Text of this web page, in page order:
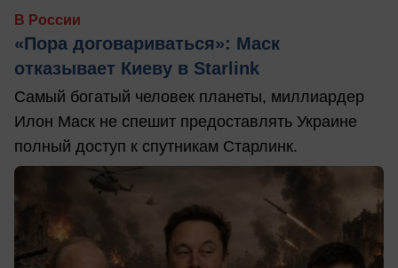
В России
«Пора договариваться»: Маск
отказывает Киеву в Starlink
Самый богатый человек планеты, миллиардер
Илон Маск не спешит предоставлять Украине
полный доступ к спутникам Старлинк.